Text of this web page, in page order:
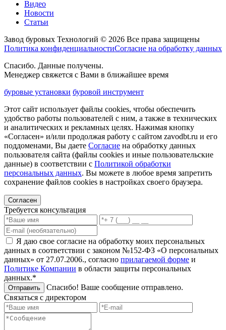
Видео
Новости
Статьи
Завод буровых Технологий © 2026 Все права защищены
Политика конфиденциальностиСогласие на обработку данных
Спасибо. Данные получены.
Менеджер свяжется с Вами в ближайшее время
буровые установки буровой инструмент
Этот сайт использует файлы cookies, чтобы обеспечить
удобство работы пользователей с ним, а также в технических
и аналитических и рекламных целях. Нажимая кнопку
«Согласен» и/или продолжая работу с сайтом zavodbt.ru и его
поддоменами, Вы даете Согласие на обработку данных
пользователя сайта (файлы cookies и иные пользовательские
данные) в соответствии с Политикой обработки
персональных данных. Вы можете в любое время запретить
сохранение файлов cookies в настройках своего браузера.
Согласен
Требуется консультация
Я даю свое согласие на обработку моих персональных
данных в соответствии с законом №152-ФЗ «О персональных
данных» от 27.07.2006., согласно прилагаемой форме и
Политике Компании в области защиты персональных
данных.*
Отправить
Спасибо! Ваше сообщение отправлено.
Связаться с директором